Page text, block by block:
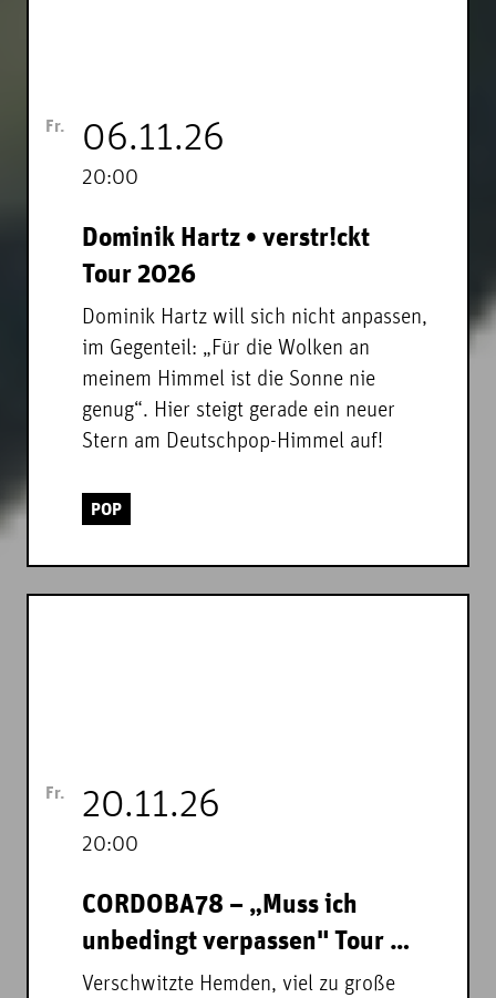
Fr. 06.11.26
20:00
Dominik Hartz • verstr!ckt
Tour 2026
Dominik Hartz will sich nicht anpassen,
im Gegenteil: „Für die Wolken an
meinem Himmel ist die Sonne nie
genug“. Hier steigt gerade ein neuer
Stern am Deutschpop-Himmel auf!
POP
Fr. 20.11.26
20:00
CORDOBA78 – „Muss ich
unbedingt verpassen" Tour …
Verschwitzte Hemden, viel zu große